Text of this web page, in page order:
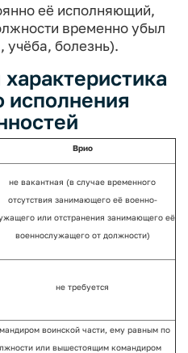
её исполняющий,
временно убыл
учёба, болезнь).
исполнения
Врио
не вакантная (в случае временного
отсутствия занимающего её военно­
или отстранения зани­мающего её
военнослужащего от должности)
не требуется
воинской части, ему равным по
или выше­стоящим командиром